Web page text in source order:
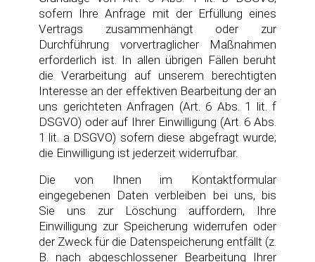
sofern Ihre Anfrage mit der Erfüllung eines
Vertrags zusammenhängt oder zur
Durchführung vorvertraglicher Maßnahmen
erforderlich ist. In allen übrigen Fällen beruht
die Verarbeitung auf unserem berechtigten
Interesse an der effektiven Bearbeitung der an
uns gerichteten Anfragen (Art. 6 Abs. 1 lit. f
DSGVO) oder auf Ihrer Einwilligung (Art. 6 Abs.
1 lit. a DSGVO) sofern diese abgefragt wurde;
die Einwilligung ist jederzeit widerrufbar.
Die von Ihnen im Kontaktformular
eingegebenen Daten verbleiben bei uns, bis
Sie uns zur Löschung auffordern, Ihre
Einwilligung zur Speicherung widerrufen oder
der Zweck für die Datenspeicherung entfällt (z.
B. nach abgeschlossener Bearbeitung Ihrer